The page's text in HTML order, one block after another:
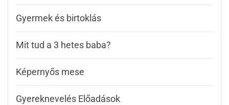
Gyermek és birtoklás
Mit tud a 3 hetes baba?
Képernyős mese
Gyereknevelés Előadások